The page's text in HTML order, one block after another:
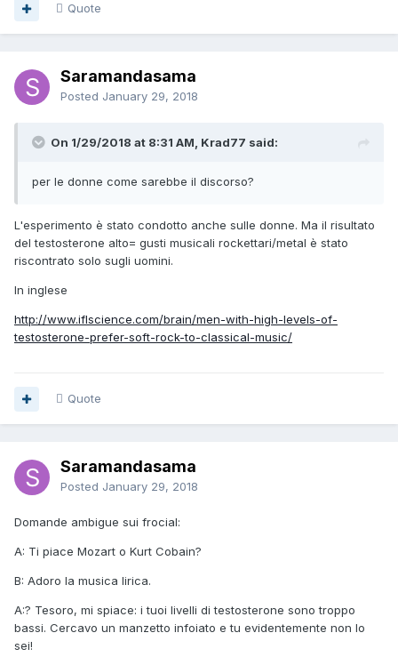
Quote
Saramandasama
Posted January 29, 2018
On 1/29/2018 at 8:31 AM, Krad77 said:
per le donne come sarebbe il discorso?
L'esperimento è stato condotto anche sulle donne. Ma il risultato
del testosterone alto= gusti musicali rockettari/metal è stato
riscontrato solo sugli uomini.
In inglese
http://www.iflscience.com/brain/men-with-high-levels-of-
testosterone-prefer-soft-rock-to-classical-music/
Quote
Saramandasama
Posted January 29, 2018
Domande ambigue sui frocial:
A: Ti piace Mozart o Kurt Cobain?
B: Adoro la musica lirica.
A:? Tesoro, mi spiace: i tuoi livelli di testosterone sono troppo
bassi. Cercavo un manzetto infoiato e tu evidentemente non lo
sei!